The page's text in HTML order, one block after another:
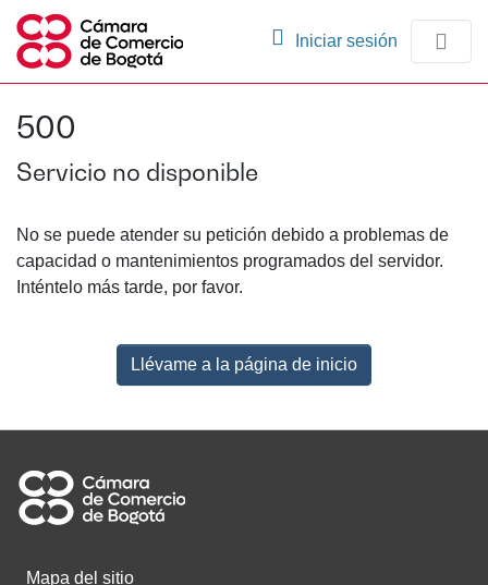
Iniciar sesión (current)
500
Servicio no disponible
No se puede atender su petición debido a problemas de
capacidad o mantenimientos programados del servidor.
Inténtelo más tarde, por favor.
Llévame a la página de inicio
Mapa del sitio